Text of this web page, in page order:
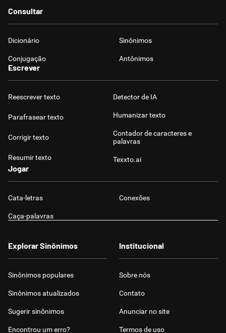
Consultar
Dicionário Sinônimos
Conjugação Antônimos
Escrever
Reescrever texto
Parafrasear texto
Corrigir texto
Resumir texto
Detector de IA
Humanizar texto
Contador de caracteres e
palavras
Texxto.ai
Jogar
Cata-letras Conexões
Caça-palavras
Explorar Sinônimos
Sinônimos populares
Sinônimos atualizados
Sugerir sinônimos
Encontrou um erro?
Institucional
Sobre nós
Contato
Anunciar no site
Termos de uso